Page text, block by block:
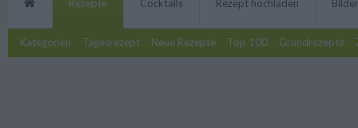
Rezepte
Kategorien Tagesrezept Neue Rezepte Top 100 Grundrezepte
Cocktails Rezept hochladen Bilder